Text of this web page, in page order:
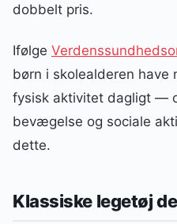
dobbelt pris.
Ifølge
børn i skolealderen have
fysisk aktivitet dagligt —
bevægelse og sociale
dette.
Klassiske legetøj